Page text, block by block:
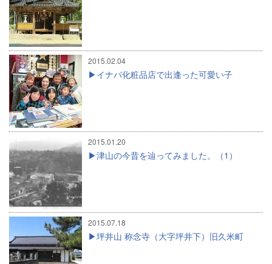
2015.02.04
イナバ化粧品店で出逢った可愛い子
2015.01.20
津山の今昔を辿ってみました。（1）
2015.07.18
坪井山 称念寺（大字坪井下）旧久米町